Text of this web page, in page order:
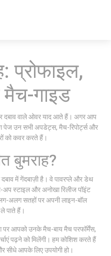
प्रोफाइल,
गाइड
दबाव वाले ओवर याद आते हैं। अगर आप
पेज उन सभी अपडेट्स, मैच-रिपोर्ट्स और
को कवर करते हैं।
बुमराह?
में गेंदबाज़ी है। वे पावरप्ले और डेथ
स्टाइल और अनोखा रिलीज पॉइंट
अलग सतहों पर अपनी लाइन-बॉल
पाते हैं।
आपको उनके मैच-बाय मैच परफॉर्मेंस,
पढ़ने को मिलेंगी। हम कोशिश करते हैं
सीधे आपके लिए उपयोगी हो।